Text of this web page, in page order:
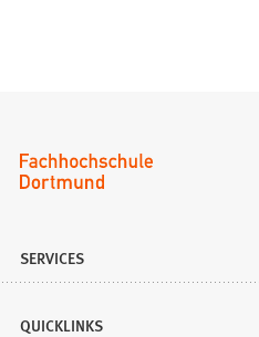
SERVICES
QUICKLINKS